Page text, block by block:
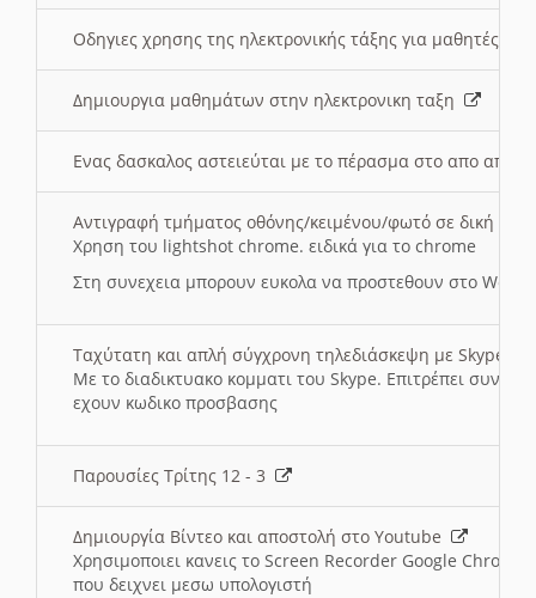
Οδηγιες χρησης της ηλεκτρονικής τάξης για μαθητές
Δημιουργια μαθημάτων στην ηλεκτρονικη ταξη
Ενας δασκαλος αστειεύται με το πέρασμα στο απο
Αντιγραφή τμήματος οθόνης/κειμένου/φωτό σε δική
Χρηση του lightshot chrome. ειδικά για το chrome
Στη συνεχεια μπορουν ευκολα να προστεθουν στο Word
Ταχύτατη και απλή σύγχρονη τηλεδιάσκεψη με Skype
Με το διαδικτυακο κομματι του Skype. Επιτρέπει
εχουν κωδικο προσβασης
Παρουσίες Τρίτης 12 - 3
Δημιουργία Βίντεο και αποστολή στο Youtube
Χρησιμοποιει κανεις το Screen Recorder Google Chrome
που δειχνει μεσω υπολογιστή